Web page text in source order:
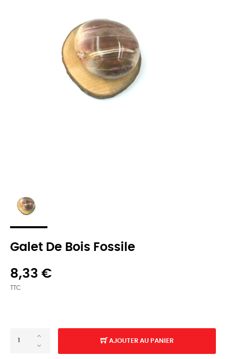
Galet De Bois Fossile
8,33 €
TTC
AJOUTER AU PANIER